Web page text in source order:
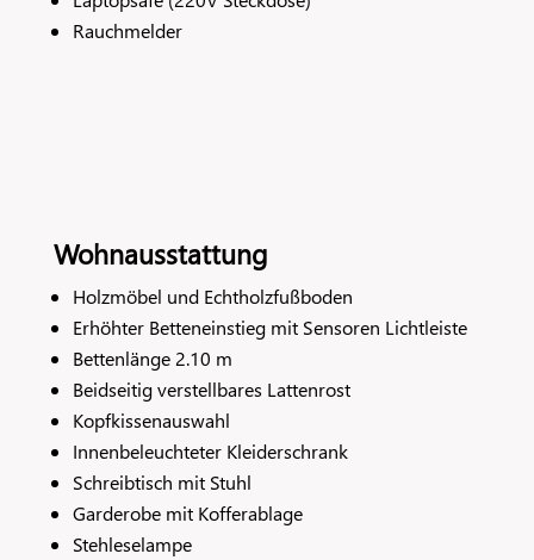
Rauchmelder
Wohnausstattung
Holzmöbel und Echtholzfußboden
Erhöhter Betteneinstieg mit Sensoren Lichtleiste
Bettenlänge 2.10 m
Beidseitig verstellbares Lattenrost
Kopfkissenauswahl
Innenbeleuchteter Kleiderschrank
Schreibtisch mit Stuhl
Garderobe mit Kofferablage
Stehleselampe